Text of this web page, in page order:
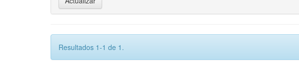
Resultados 1-1 de 1.